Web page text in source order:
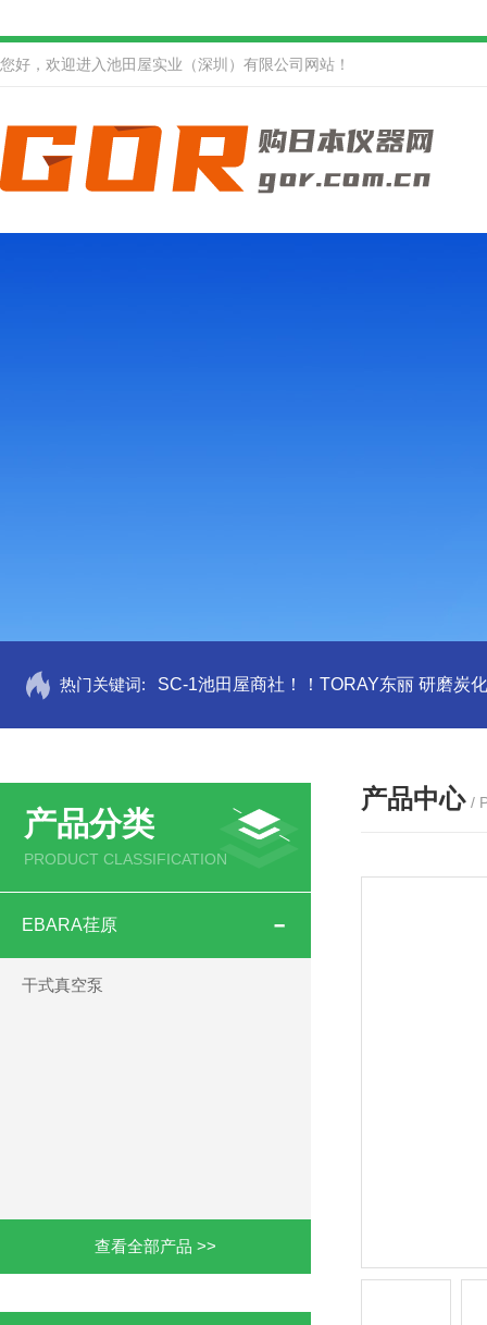
您好，欢迎进入池田屋实业（深圳）有限公司网站！
热门关键词: SC-1池田屋商社！！TORAY东丽 研磨炭
产品分类
PRODUCT CLASSIFICATION
EBARA荏原
干式真空泵
查看全部产品 >>
产品中心 /